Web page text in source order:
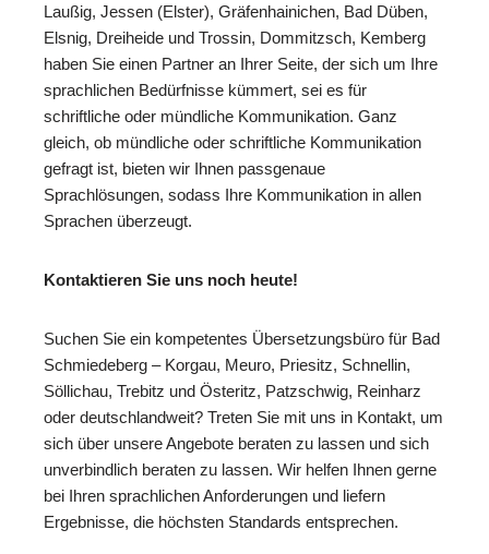
Laußig, Jessen (Elster), Gräfenhainichen, Bad Düben,
Elsnig, Dreiheide und Trossin, Dommitzsch, Kemberg
haben Sie einen Partner an Ihrer Seite, der sich um Ihre
sprachlichen Bedürfnisse kümmert, sei es für
schriftliche oder mündliche Kommunikation. Ganz
gleich, ob mündliche oder schriftliche Kommunikation
gefragt ist, bieten wir Ihnen passgenaue
Sprachlösungen, sodass Ihre Kommunikation in allen
Sprachen überzeugt.
Kontaktieren Sie uns noch heute!
Suchen Sie ein kompetentes Übersetzungsbüro für Bad
Schmiedeberg – Korgau, Meuro, Priesitz, Schnellin,
Söllichau, Trebitz und Österitz, Patzschwig, Reinharz
oder deutschlandweit? Treten Sie mit uns in Kontakt, um
sich über unsere Angebote beraten zu lassen und sich
unverbindlich beraten zu lassen. Wir helfen Ihnen gerne
bei Ihren sprachlichen Anforderungen und liefern
Ergebnisse, die höchsten Standards entsprechen.